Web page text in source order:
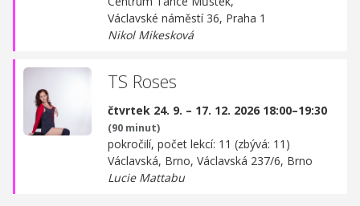
Václavské náměstí 36, Praha 1
Nikol Mikesková
TS Roses
čtvrtek 24. 9. – 17. 12. 2026 18:00–19:30
(90 minut)
pokročilí, počet lekcí: 11 (zbývá: 11)
Václavská, Brno, Václavská 237/6, Brno
Lucie Mattabu